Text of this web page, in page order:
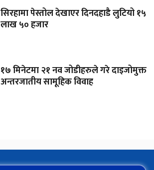
सिरहामा पेस्तोल देखाएर दिनदहाडै लुटियो १५
लाख ५० हजार
१७ मिनेटमा २१ नव जोडीहरुले गरे दाइजोमुक्त
अन्तरजातीय सामूहिक विवाह